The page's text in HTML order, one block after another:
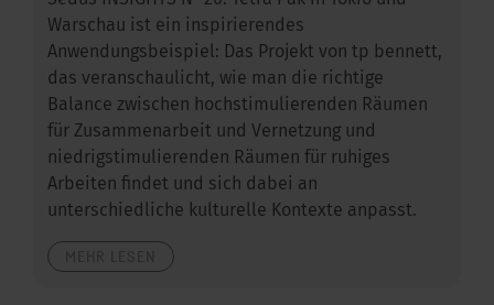
Warschau ist ein inspirierendes
Anwendungsbeispiel: Das Projekt von tp bennett,
das veranschaulicht, wie man die richtige
Balance zwischen hochstimulierenden Räumen
für Zusammenarbeit und Vernetzung und
niedrigstimulierenden Räumen für ruhiges
Arbeiten findet und sich dabei an
unterschiedliche kulturelle Kontexte anpasst.